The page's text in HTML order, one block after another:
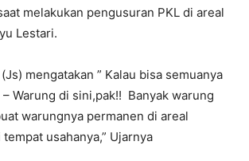
melakukan pengusuran PKL di areal
Lestari.
mengatakan ” Kalau bisa semuanya
Warung di sini,pak!! Banyak warung
warungnya permanen di areal
usahanya,” Ujarnya